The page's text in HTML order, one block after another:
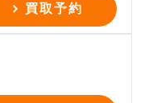
買取予約